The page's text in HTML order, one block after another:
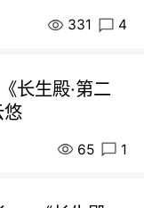
331 4
长生殿·第二
悠
65 1